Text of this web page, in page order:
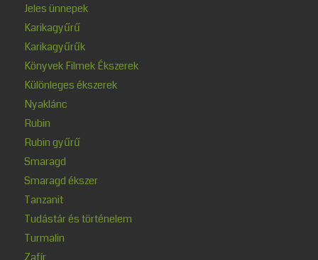
Jeles ünnepek
Karikagyűrű
Karikagyűrűk
Könyvek Filmek Ékszerek
Különleges ékszerek
Nyaklánc
Rubin
Rubin gyűrű
Smaragd
Smaragd ékszer
Tanzanit
Tudástár és történelem
Turmalin